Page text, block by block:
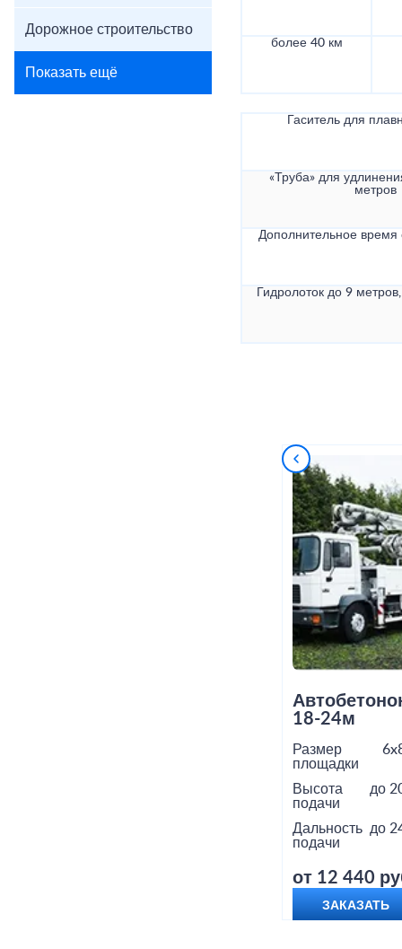
Дорожное строительство
Показать ещё
более 40 км
Гаситель для
«Труба» для
метров
Дополнительное
Гидролоток до 9
18-24м
Размер
площадки
Высота
подачи
до
Дальность
подачи
до
от 12 440
ЗАКАЗАТЬ